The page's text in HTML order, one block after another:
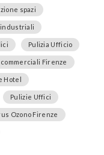
spazi
industriali
Pulizia Ufficio
Firenze
Hotel
Pulizie Uffici
Ozono Firenze